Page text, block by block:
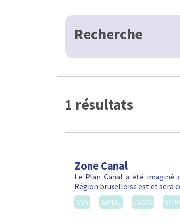
Recherche
1 résultats
Zone Canal
Le Plan Canal a été imaginé
Région bruxelloise est et sera
CSV
GPKG JSON SHP